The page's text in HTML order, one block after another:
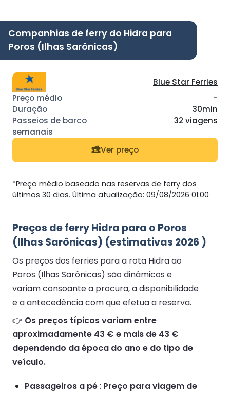
Companhias de ferry do Hidra para
Poros (Ilhas Sarônicas)
Blue Star Ferries
-
30min
32 viagens
Ver preço
*Preço médio baseado nas reservas de ferry dos
últimos 30 dias. Última atualização: 09/08/2026 01:00
Preços de ferry Hidra para o Poros
(Ilhas Sarônicas) (estimativas 2026 )
Os preços dos ferries para a rota Hidra ao
Poros (Ilhas Sarônicas) são dinâmicos e
variam consoante a procura, a disponibilidade
e a antecedência com que efetua a reserva.
👉 Os preços típicos variam entre
aproximadamente 43 € e mais de 43 €
dependendo da época do ano e do tipo de
veículo.
Passageiros a pé: Preço para viagem de